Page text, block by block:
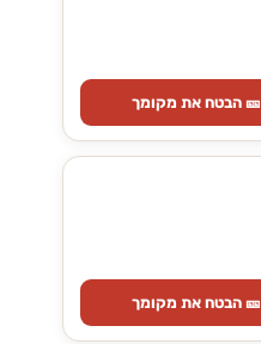
🎫 הבטח את מקומך
🎫 הבטח את מקומך